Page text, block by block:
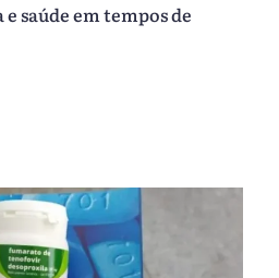
saúde em tempos de